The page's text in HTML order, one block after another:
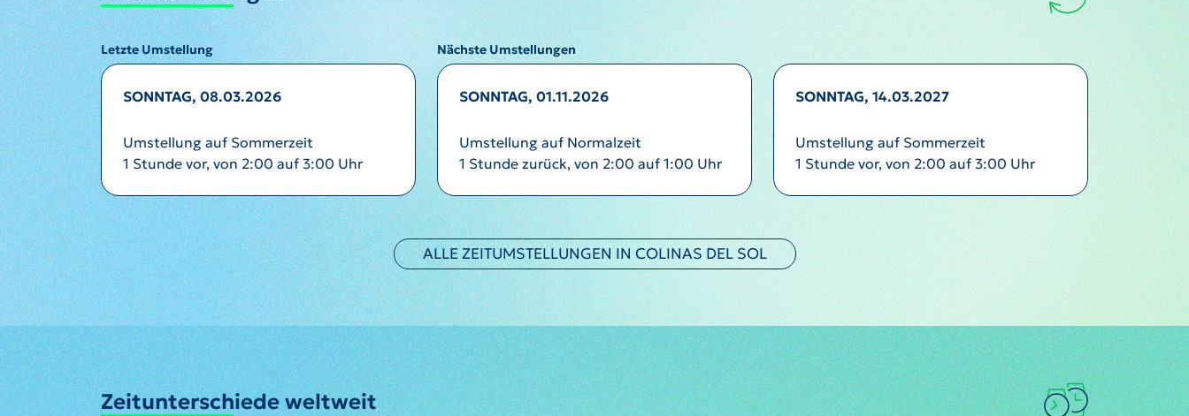
Letzte Umstellung Nächste Umstellungen
SONNTAG, 08.03.2026
Umstellung auf Sommerzeit
1 Stunde vor, von 2:00 auf 3:00 Uhr
SONNTAG, 01.11.2026
Umstellung auf Normalzeit
1 Stunde zurück, von 2:00 auf 1:00 Uhr
SONNTAG, 14.03.2027
Umstellung auf Sommerzeit
1 Stunde vor, von 2:00 auf 3:00 Uhr
ALLE ZEITUMSTELLUNGEN IN COLINAS DEL SOL
Zeitunterschiede weltweit